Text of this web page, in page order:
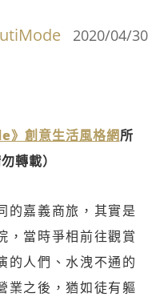
2020/04/30
》創意生活風格網所
轉載）
的嘉義商旅，其實是
，當時爭相前往觀賞
的人們、水洩不通的
業之後，猶如徒有軀